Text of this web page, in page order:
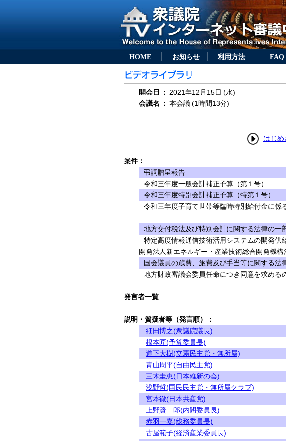
HOME お知らせ 利用方法 FAQ
開会日 ： 2021年12月15日 (水)
会議名
： 本会議 (1時間13分)
はじめ
案件：
弔詞贈呈報告
令和三年度一般会計補正予算（第１号）
令和三年度特別会計補正予算（特第１号）
令和三年度子育て世帯等臨時特別給付金に係
地方交付税法及び特別会計に関する法律の一
特定高度情報通信技術活用システムの開発
開発法人新エネルギー・産業技術総合開発機
国会議員の歳費、旅費及び手当等に関する法
地方財政審議会委員任命につき同意を求める
発言者一覧
説明・質疑者等（発言順）：
細田博之(衆議院議長)
根本匠(予算委員長)
道下大樹(立憲民主党・無所属)
青山周平(自由民主党)
三木圭恵(日本維新の会)
浅野哲(国民民主党・無所属クラブ)
宮本徹(日本共産党)
上野賢一郎(内閣委員長)
赤羽一嘉(総務委員長)
古屋範子(経済産業委員長)